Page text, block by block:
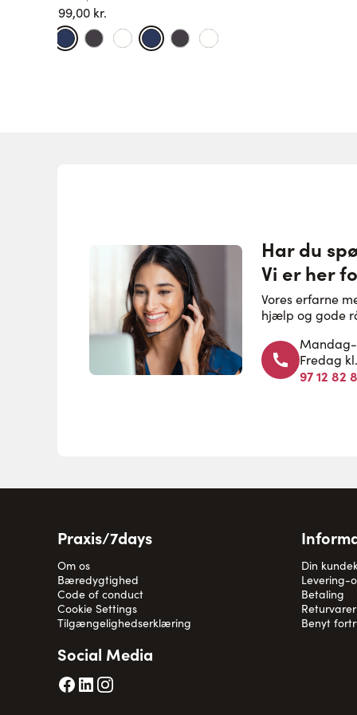
599,00 kr.
Har du
Vi er her
Vores erfarne
hjælp og gode
Fredag
97 12 82
Praxis/7days
Om os
Bæredygtighed
Code of conduct
Cookie Settings
Tilgængelighedserklæring
Din
Levering-
Betaling
Returvarer
Benyt
Social Media